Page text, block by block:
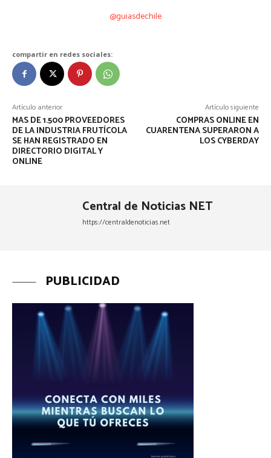
@guiasdechile
compartir en redes sociales:
Artículo anterior
MAS DE 1.500 PROVEEDORES
DE LA INDUSTRIA FRUTÍCOLA
SE HAN REGISTRADO EN
DIRECTORIO DIGITAL Y
ONLINE
Artículo siguiente
COMPRAS ONLINE EN
CUARENTENA SUPERARON A
LOS CYBERDAY
Central de Noticias NET
https://centraldenoticias.net
PUBLICIDAD